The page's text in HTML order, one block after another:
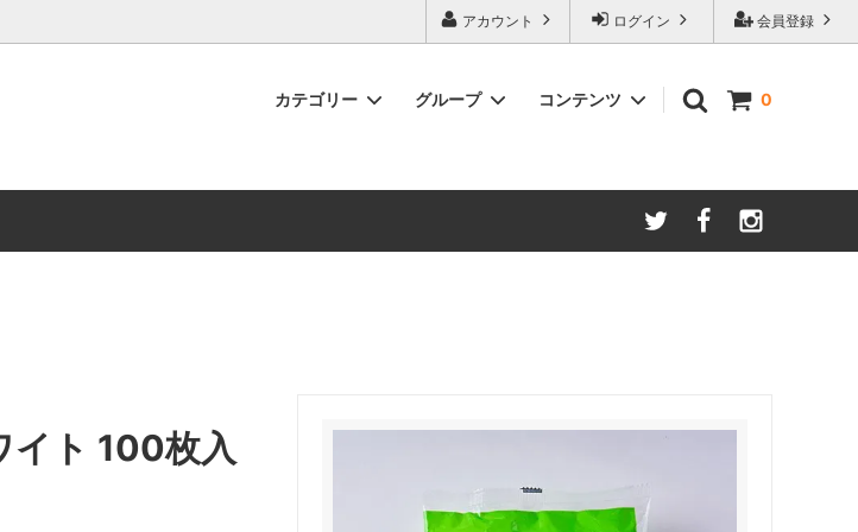
会員登録
ログイン
アカウント
0
カテゴリー
生豆 手動ミル
ドリップケトル・ポット アイスコーヒー
リ
エスプレッソ 紅茶関連
一体型抽出器
グループ
HARIO/ハリオ Kalita/カリタ
コンテンツ
イト 100枚入